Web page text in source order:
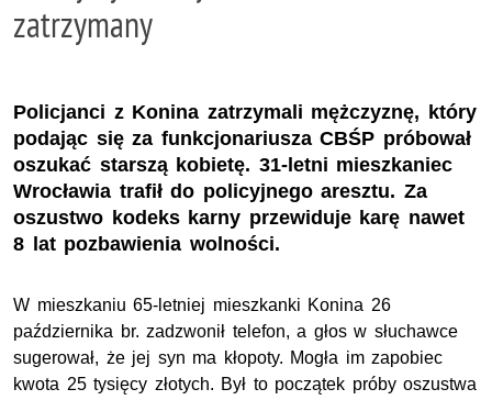
zatrzymany
Policjanci z Konina zatrzymali mężczyznę, który
podając się za funkcjonariusza CBŚP próbował
oszukać starszą kobietę. 31-letni mieszkaniec
Wrocławia trafił do policyjnego aresztu. Za
oszustwo kodeks karny przewiduje karę nawet
8 lat pozbawienia wolności.
W mieszkaniu 65-letniej mieszkanki Konina 26
października br. zadzwonił telefon, a głos w słuchawce
sugerował, że jej syn ma kłopoty. Mogła im zapobiec
kwota 25 tysięcy złotych. Był to początek próby oszustwa